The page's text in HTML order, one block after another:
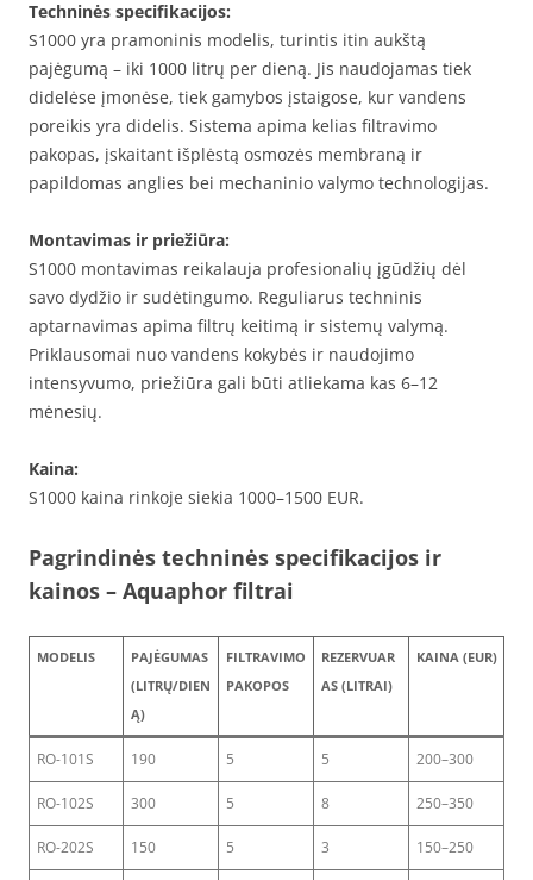
Techninės specifikacijos:
S1000 yra pramoninis modelis, turintis itin aukštą
pajėgumą – iki 1000 litrų per dieną. Jis naudojamas tiek
didelėse įmonėse, tiek gamybos įstaigose, kur vandens
poreikis yra didelis. Sistema apima kelias filtravimo
pakopas, įskaitant išplėstą osmozės membraną ir
papildomas anglies bei mechaninio valymo technologijas.
Montavimas ir priežiūra:
S1000 montavimas reikalauja profesionalių įgūdžių dėl
savo dydžio ir sudėtingumo. Reguliarus techninis
aptarnavimas apima filtrų keitimą ir sistemų valymą.
Priklausomai nuo vandens kokybės ir naudojimo
intensyvumo, priežiūra gali būti atliekama kas 6–12
mėnesių.
Kaina:
S1000 kaina rinkoje siekia 1000–1500 EUR.
Pagrindinės techninės specifikacijos ir
kainos – Aquaphor filtrai
MODELIS
PAJĖGUMAS
(LITRŲ/DIEN
Ą)
FILTRAVIMO
PAKOPOS
REZERVUAR
AS (LITRAI)
KAINA (EUR)
RO-101S 190 5 5 200–300
RO-102S 300 5 8 250–350
RO-202S 150 5 3 150–250